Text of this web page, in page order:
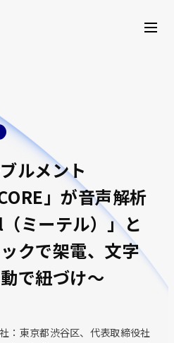
ルメント
」が音声解析
ミーテル）」と
クで架電、文字
で紐づけ～
：東京都渋谷区、代表取締役社